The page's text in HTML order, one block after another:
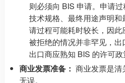
则必须向 BIS 申请。申请
技术规格、最终用途声明
请过程可能耗时较长，因
被拒绝的情况并非罕见，出
出口商应熟知 BIS 的许可政
商业发票准备： 商业发票是清
无误。